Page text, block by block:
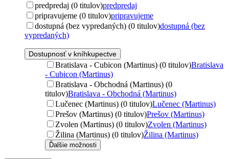
predpredaj (0 titulov)predpredaj
pripravujeme (0 titulov)pripravujeme
dostupná (bez vypredaných) (0 titulov)dostupná (bez
vypredaných)
Dostupnosť v kníhkupectve
Bratislava - Cubicon (Martinus) (0 titulov)Bratislava
- Cubicon (Martinus)
Bratislava - Obchodná (Martinus) (0
titulov)Bratislava - Obchodná (Martinus)
Lučenec (Martinus) (0 titulov)Lučenec (Martinus)
Prešov (Martinus) (0 titulov)Prešov (Martinus)
Zvolen (Martinus) (0 titulov)Zvolen (Martinus)
Žilina (Martinus) (0 titulov)Žilina (Martinus)
Ďalšie možnosti